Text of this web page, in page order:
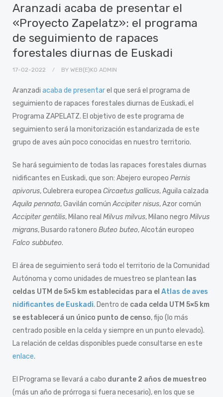
Aranzadi acaba de presentar el
«Proyecto Zapelatz»: el programa
de seguimiento de rapaces
forestales diurnas de Euskadi
17-02-2022 BY WEB(E)KO ADMIN
Aranzadi acaba de presentarel que será el programa de
seguimiento de rapaces forestales diurnas de Euskadi, el
Programa ZAPELATZ. El objetivo de este programa de
seguimiento será la monitorización estandarizada de este
grupo de aves aún poco conocidas en nuestro territorio.
Se hará seguimiento de todas las rapaces forestales diurnas
nidificantes en Euskadi, que son: Abejero europeo Pernis
apivorus, Culebrera europea Circaetus gallicus, Aguila calzada
Aquila pennata, Gavilán comúnAccipiter nisus, Azor común
Accipiter gentilis, Milano real Milvus milvus, Milano negro Milvus
migrans, Busardo ratonero Buteo buteo, Alcotán europeo
Falco subbuteo.
El área de seguimiento será todo el territorio de la Comunidad
Autónoma y como unidades de muestreo se plantean las
celdas UTM de 5×5 km establecidas para el Atlas de aves
nidificantes de Euskadi. Dentro de cada celda UTM 5×5 km
se establecerá un único punto de censo, fijo (lo más
centrado posible en la celda y siempre en un punto elevado).
La relación de celdas disponibles puede consultarse en este
enlace.
El Programa se llevará a cabo durante 2 años de muestreo
(más un año de prórroga si fuera necesario), en los que se